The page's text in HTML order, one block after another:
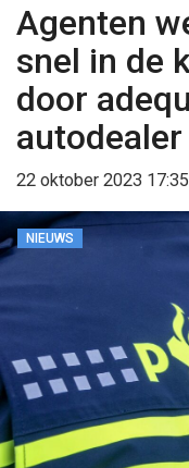
Agenten
snel in de
door
autodealer
22 oktober 2023 17:35
NIEUWS